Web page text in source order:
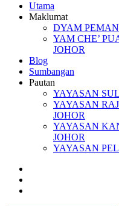
Utama
Maklumat
DYAM
YAM CHE’
JOHOR
Blog
Sumbangan
Pautan
YAYASAN
YAYASAN
JOHOR
YAYASAN
JOHOR
YAYASAN